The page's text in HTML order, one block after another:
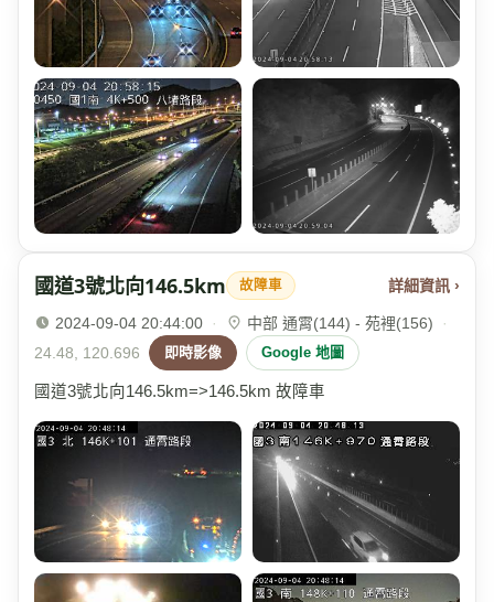
國道3號北向146.5km 故障車 詳細資訊 ›
2024-09-04 20:44:00 · 中部 通霄(144) - 苑裡(156)
·
24.48, 120.696
即時影像 Google 地圖
國道3號北向146.5km=>146.5km 故障車